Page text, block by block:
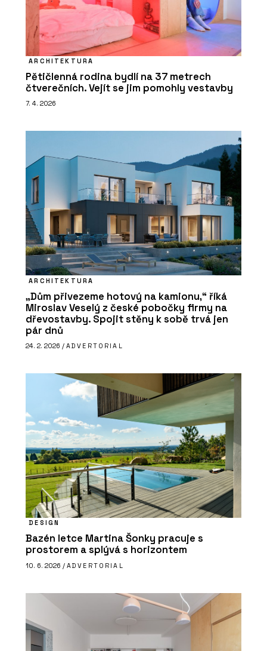
ARCHITEKTURA
Pětičlenná rodina bydlí na 37 metrech
čtverečních. Vejít se jim pomohly vestavby
7. 4. 2026
ARCHITEKTURA
„Dům přivezeme hotový na kamionu,“ říká
Miroslav Veselý z české pobočky firmy na
dřevostavby. Spojit stěny k sobě trvá jen
pár dnů
24. 2. 2026 / ADVERTORIAL
DESIGN
Bazén letce Martina Šonky pracuje s
prostorem a splývá s horizontem
10. 6. 2026 / ADVERTORIAL